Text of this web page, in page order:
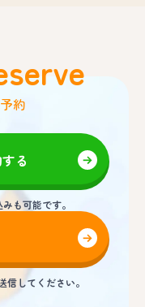
約
る
も可能です。
信してください。